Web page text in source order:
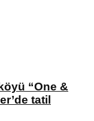
“One &
tatil